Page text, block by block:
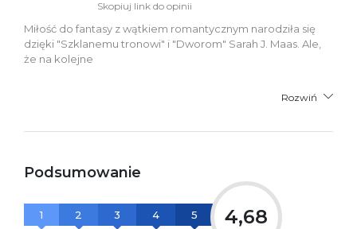
Skopiuj link do opinii
Miłość do fantasy z wątkiem romantycznym narodziła się
dzięki "Szklanemu tronowi" i "Dworom" Sarah J. Maas. Ale,
że na kolejne
Rozwiń
Podsumowanie
1
2
3
4
5
4,68